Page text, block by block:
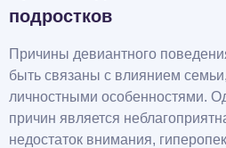
подростков
Причины девиантного
быть связаны с влиянием
личностными особенностями.
причин является
недостаток внимания,